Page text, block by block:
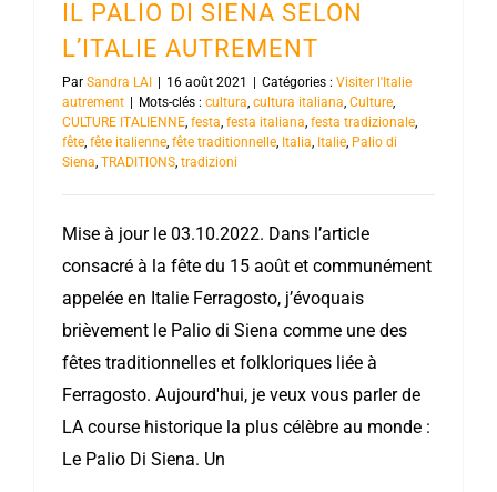
IL PALIO DI SIENA SELON
L’ITALIE AUTREMENT
Par Sandra LAI 16 août 2021 Catégories : Visiter l'Italie
autrement
Mots-clés : cultura, cultura italiana, Culture,
CULTURE ITALIENNE, festa, festa italiana, festa tradizionale,
fête, fête italienne, fête traditionnelle, Italia, Italie, Palio di
Siena, TRADITIONS, tradizioni
Mise à jour le 03.10.2022. Dans l’article
consacré à la fête du 15 août et communément
appelée en Italie Ferragosto, j’évoquais
brièvement le Palio di Siena comme une des
fêtes traditionnelles et folkloriques liée à
Ferragosto. Aujourd'hui, je veux vous parler de
LA course historique la plus célèbre au monde :
Le Palio Di Siena. Un